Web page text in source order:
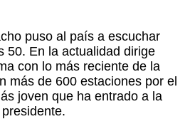
puso al país a escuchar
50. En la actualidad dirige
con lo más reciente de la
más de 600 estaciones por el
joven que ha entrado a la